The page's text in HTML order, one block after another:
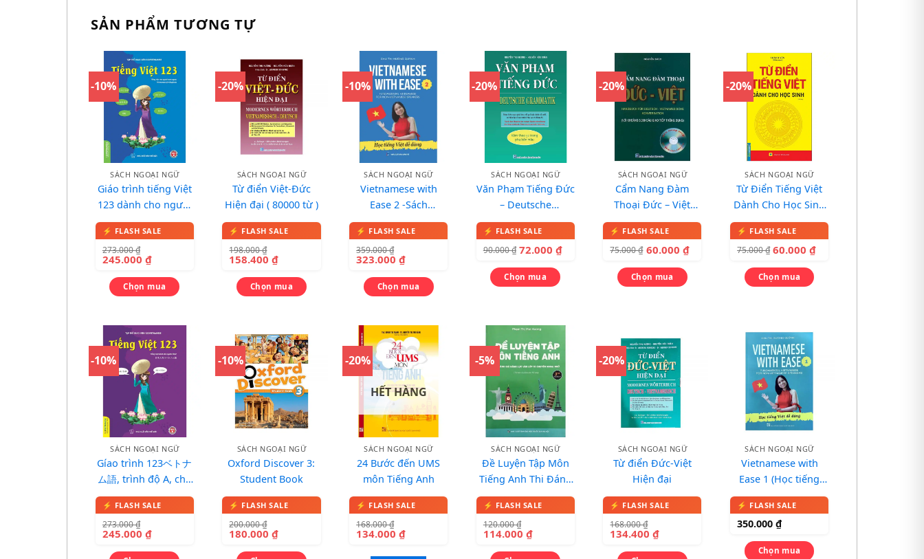
SẢN PHẨM TƯƠNG TỰ
-10%
SÁCH NGOẠI NGỮ
Giáo trình tiếng Việt
123 dành cho người
nước ngoài, trình độ
A
273.000₫
245.000 ₫
Chọn mua
-20%
SÁCH NGOẠI NGỮ
Từ điển Việt-Đức
Hiện đại ( 80000 từ )
198.000₫
158.400₫
Chọn mua
-10%
SÁCH NGOẠI NGỮ
Vietnamese with
Ease 2 -Sách
dạy&học tiếng Việt
cho người nước
ngoài trình độ sơ
trung cấp
359.000₫
323.000₫
Chọn mua
-20%
SÁCH NGOẠI NGỮ
Văn Phạm Tiếng Đức
– Deutsche
Grammatik (Kèm
Theo 32 Trang Phụ
Bản Màu)
90.000₫ 72.000₫
Chọn mua
-20%
SÁCH NGOẠI NGỮ
Cẩm Nang Đàm
Thoại Đức – Việt
(Kèm CD) – Với
Khoảng 5.000 Câu
Giao Tiếp Thông
Dụng
75.000₫ 60.000 ₫
Chọn mua
-20%
SÁCH NGOẠI NGỮ
Từ Điển Tiếng Việt
Dành Cho Học Sinh
– Khổ To (Tái Bản)
75.000₫ 60.000₫
Chọn mua
-10%
SÁCH NGOẠI NGỮ
Gíao trình 123ベトナ
ム語, trình độ A, cho
người Nhật
273.000₫
245.000 ₫
-10%
SÁCH NGOẠI NGỮ
Oxford Discover 3:
Student Book
200.000₫
180.000₫
-20%
HẾT HÀNG
SÁCH NGOẠI NGỮ
24 Bước đến UMS
môn Tiếng Anh
168.000₫
134.000₫
-5%
SÁCH NGOẠI NGỮ
Đề Luyện Tập Môn
Tiếng Anh Thi Đánh
Giá Năng Lực Vào
Lớp 10 (Chuyên
Ngoại Ngữ)
120.000₫
114.000 ₫
-20%
SÁCH NGOẠI NGỮ
Từ điển Đức-Việt
Hiện đại
168.000₫
134.400₫
SÁCH NGOẠI NGỮ
Vietnamese with
Ease 1 (Học tiếng
Việt dễ dàng):
Fundamental
Vietnamese for Non-
Vietnamese
350.000₫
Chọn mua